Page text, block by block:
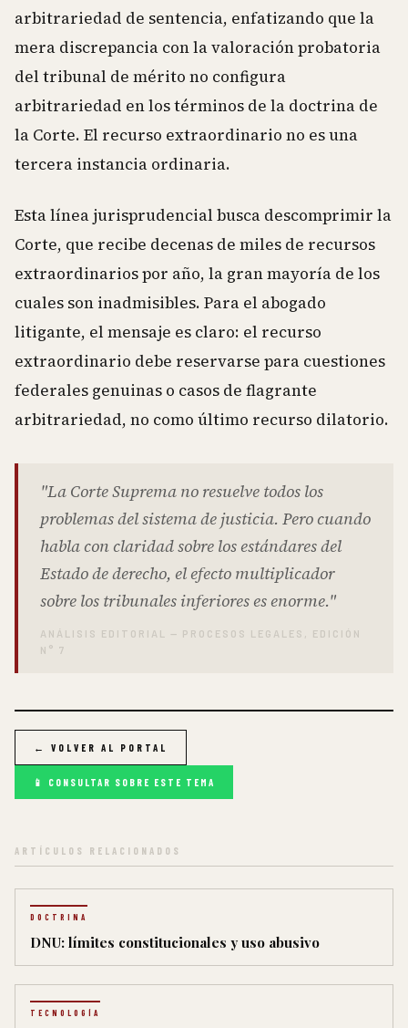
arbitrariedad de sentencia, enfatizando que la
mera discrepancia con la valoración probatoria
del tribunal de mérito no configura
arbitrariedad en los términos de la doctrina de
la Corte. El recurso extraordinario no es una
tercera instancia ordinaria.
Esta línea jurisprudencial busca descomprimir la
Corte, que recibe decenas de miles de recursos
extraordinarios por año, la gran mayoría de los
cuales son inadmisibles. Para el abogado
litigante, el mensaje es claro: el recurso
extraordinario debe reservarse para cuestiones
federales genuinas o casos de flagrante
arbitrariedad, no como último recurso dilatorio.
"La Corte Suprema no resuelve todos los
problemas del sistema de justicia. Pero cuando
habla con claridad sobre los estándares del
Estado de derecho, el efecto multiplicador
sobre los tribunales inferiores es enorme."
ANÁLISIS EDITORIAL — PROCESOS LEGALES, EDICIÓN
N° 7
← VOLVER AL PORTAL
📱 CONSULTAR SOBRE ESTE TEMA
ARTÍCULOS RELACIONADOS
DOCTRINA
DNU: límites constitucionales y uso abusivo
TECNOLOGÍA